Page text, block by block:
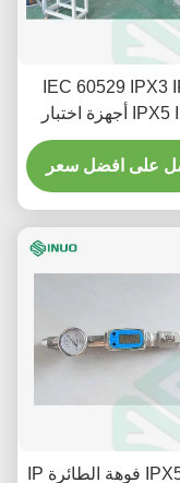
IEC 60529 IPX3
IPX5 IPX6 أجهزة اختبار
في الأنابيب
المذبذبة
على افضل سعر
IPX5 IPX6 فوهة الطائرة IP